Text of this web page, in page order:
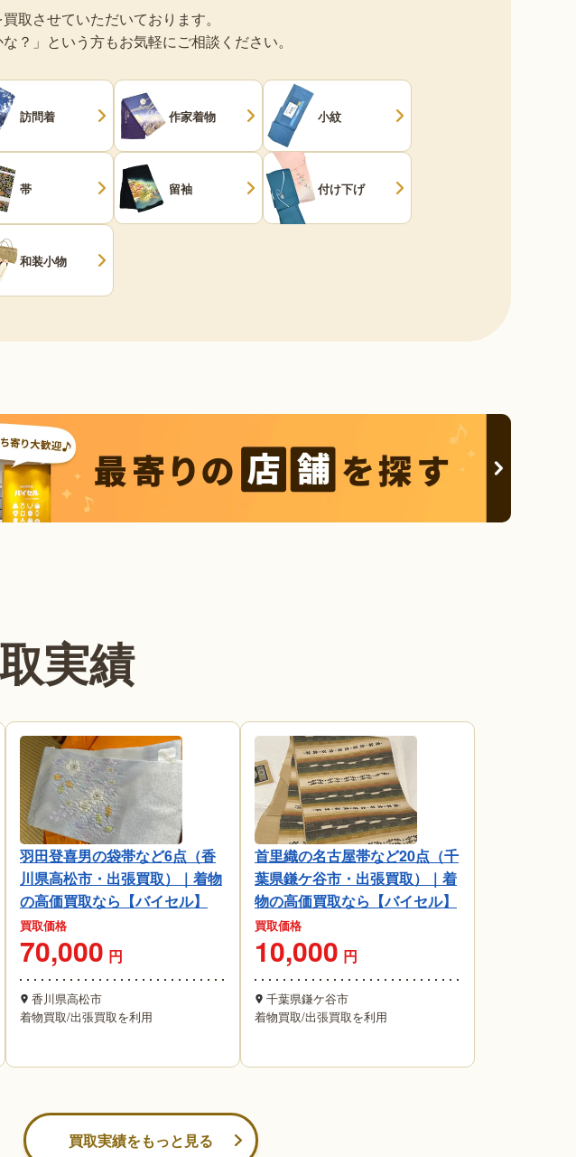
取させていただいております。
？」という方もお気軽にご相談ください。
訪問着 作家着物 小紋
帯 留袖 付け下げ
和装小物
実績
羽田登喜男の袋帯など6点（香
川県高松市・出張買取）｜着物
の高価買取なら【バイセル】
買取価格
70,000 円
香川県高松市
着物買取/出張買取を利用
首里織の名古屋帯など20点（千
葉県鎌ケ谷市・出張買取）｜着
物の高価買取なら【バイセル】
買取価格
10,000 円
千葉県鎌ケ谷市
着物買取/出張買取を利用
買取実績をもっと見る